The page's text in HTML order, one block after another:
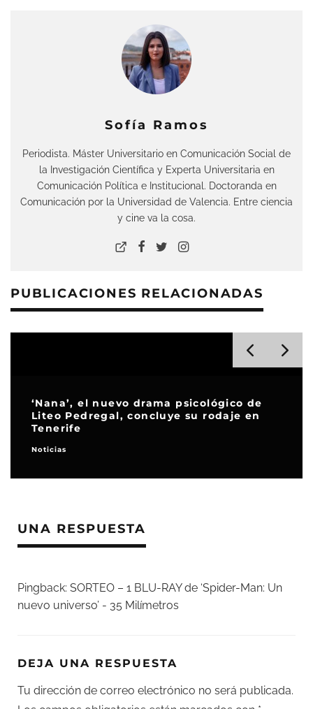
Sofía Ramos
Periodista. Máster Universitario en Comunicación Social de
la Investigación Científica y Experta Universitaria en
Comunicación Política e Institucional. Doctoranda en
Comunicación por la Universidad de Valencia. Entre ciencia
y cine va la cosa.
PUBLICACIONES RELACIONADAS
‘Nana’, el nuevo drama psicológico de
Liteo Pedregal, concluye su rodaje en
Tenerife
Noticias
UNA RESPUESTA
Pingback: SORTEO – 1 BLU-RAY de ‘Spider-Man: Un
nuevo universo’ - 35 Milímetros
DEJA UNA RESPUESTA
Tu dirección de correo electrónico no será publicada.